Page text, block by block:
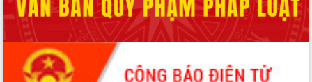
Đắk Lắk rà soát, điều chỉnh Đề án 190
về phát triển nuôi trồng thủy sản
Phó Chủ tịch UBND tỉnh Đắk Lắk
Trương Công Thái kiểm tra thực địa
Dự án cao tốc Khánh Hòa - Buôn Ma